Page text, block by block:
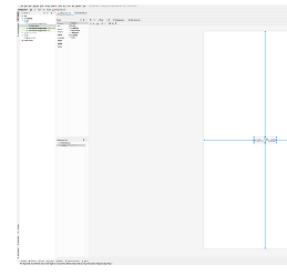
메인 스레드를 사용하므로 메인 스레드
집중할 수 있다는 차이가 있습니다. 서
식에 따라 2가지 정도로 나뉠 수 있는
제 서비스를 만들어 동작시켜 보면서
1. 스타티드 서비스 startService() 메
비스는 Ativity와는 무관하게 독립적